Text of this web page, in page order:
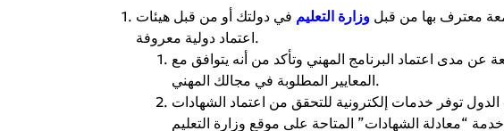
معترف بها من قبل وزارة التعليم في دولتك أو من قبل هيئات
اعتماد دولية معروفة.
عن مدى اعتماد البرنامج المهني وتأكد من أنه يتوافق مع
المعايير المطلوبة في مجالك المهني.
توفر خدمات إلكترونية للتحقق من اعتماد الشهادات